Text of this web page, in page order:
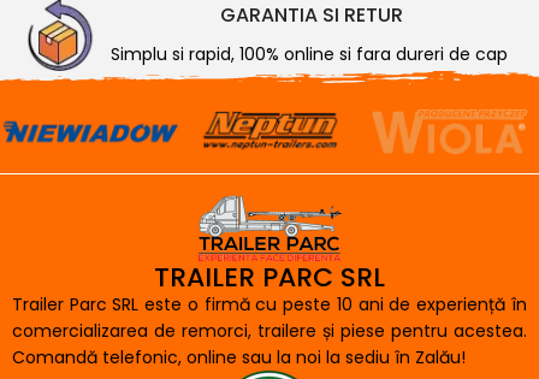
GARANTIA SI RETUR
Simplu si rapid, 100% online si fara dureri de cap
TRAILER PARC SRL
Trailer Parc SRL este o firmă cu peste 10 ani de experiență în
comercializarea de remorci, trailere și piese pentru acestea.
Comandă telefonic, online sau la noi la sediu în Zalău!